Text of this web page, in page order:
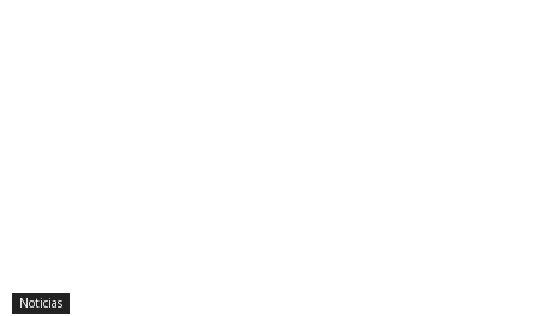
Noticias